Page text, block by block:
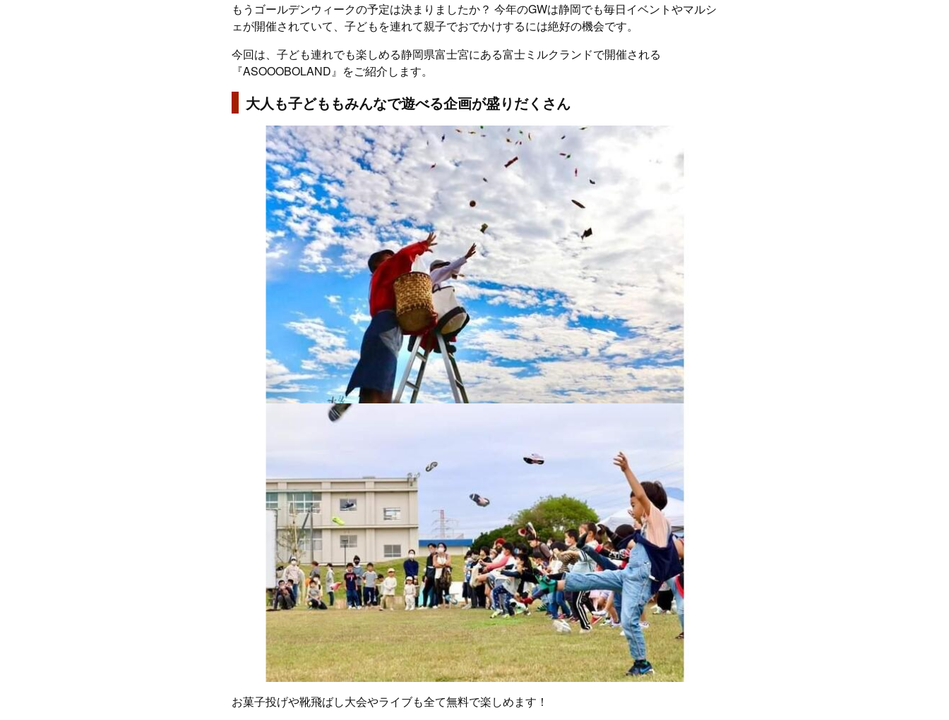
もうゴールデンウィークの予定は決まりましたか？ 今年のGWは静岡でも毎日イベントやマルシ
ェが開催されていて、子どもを連れて親子でおでかけするには絶好の機会です。
今回は、子ども連れでも楽しめる静岡県富士宮にある富士ミルクランドで開催される
『ASOOOBOLAND』をご紹介します。
大人も子どももみんなで遊べる企画が盛りだくさん
お菓子投げや靴飛ばし大会やライブも全て無料で楽しめます！